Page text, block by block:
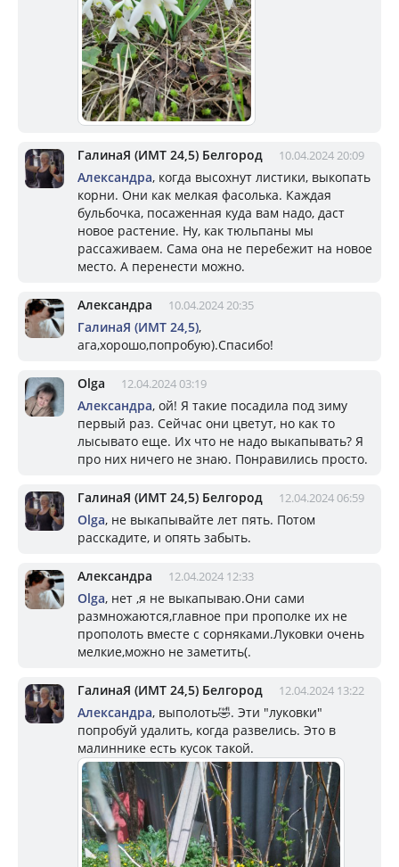
ГалинаЯ (ИМТ 24,5) Белгород 10.04.2024 20:09
Александра, когда высохнут листики, выкопать
корни. Они как мелкая фасолька. Каждая
бульбочка, посаженная куда вам надо, даст
новое растение. Ну, как тюльпаны мы
рассаживаем. Сама она не перебежит на новое
место. А перенести можно.
Александра 10.04.2024 20:35
ГалинаЯ (ИМТ 24,5),
ага,хорошо,попробую).Спасибо!
Olga 12.04.2024 03:19
Александра, ой! Я такие посадила под зиму
первый раз. Сейчас они цветут, но как то
лысывато еще. Их что не надо выкапывать? Я
про них ничего не знаю. Понравились просто.
ГалинаЯ (ИМТ 24,5) Белгород 12.04.2024 06:59
Olga, не выкапывайте лет пять. Потом
расскадите, и опять забыть.
Александра 12.04.2024 12:33
Olga, нет ,я не выкапываю.Они сами
размножаются,главное при прополке их не
прополоть вместе с сорняками.Луковки очень
мелкие,можно не заметить(.
ГалинаЯ (ИМТ 24,5) Белгород 12.04.2024 13:22
Александра, выполоть🤣. Эти "луковки"
попробуй удалить, когда развелись. Это в
малиннике есть кусок такой.